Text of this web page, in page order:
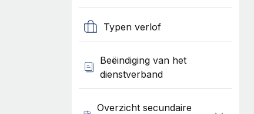
Typen verlof
Beëindiging van het
dienstverband
Overzicht secundaire